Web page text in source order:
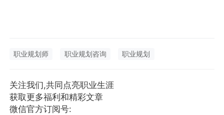
职业规划师 职业规划咨询 职业规划
关注我们,共同点亮职业生涯
获取更多福利和精彩文章
微信官方订阅号: